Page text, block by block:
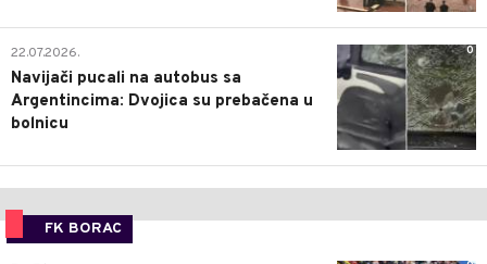
0
22.07.2026.
Navijači pucali na autobus sa
Argentincima: Dvojica su prebačena u
bolnicu
FK BORAC